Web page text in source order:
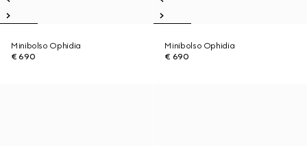
Minibolso Ophidia
€ 690
Minibolso Ophidia
€ 690